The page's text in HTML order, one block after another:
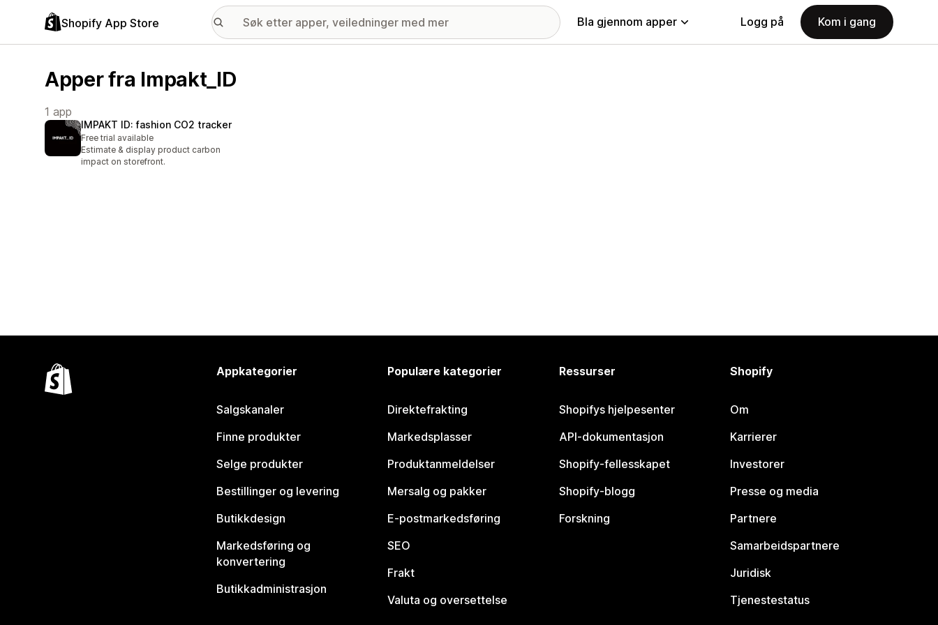
Shopify App Store Bla gjennom apper Logg på Kom i gang
Apper fra Impakt_ID
1 app
IMPAKT ID: fashion CO2 tracker
Free trial available
Estimate & display product carbon
impact on storefront.
Appkategorier
Salgskanaler
Finne produkter
Selge produkter
Bestillinger og levering
Butikkdesign
Markedsføring og
konvertering
Butikkadministrasjon
Populære kategorier
Direktefrakting
Markedsplasser
Produktanmeldelser
Mersalg og pakker
E-postmarkedsføring
SEO
Frakt
Valuta og oversettelse
Ressurser
Shopifys hjelpesenter
API-dokumentasjon
Shopify-fellesskapet
Shopify-blogg
Forskning
Shopify
Om
Karrierer
Investorer
Presse og media
Partnere
Samarbeidspartnere
Juridisk
Tjenestestatus